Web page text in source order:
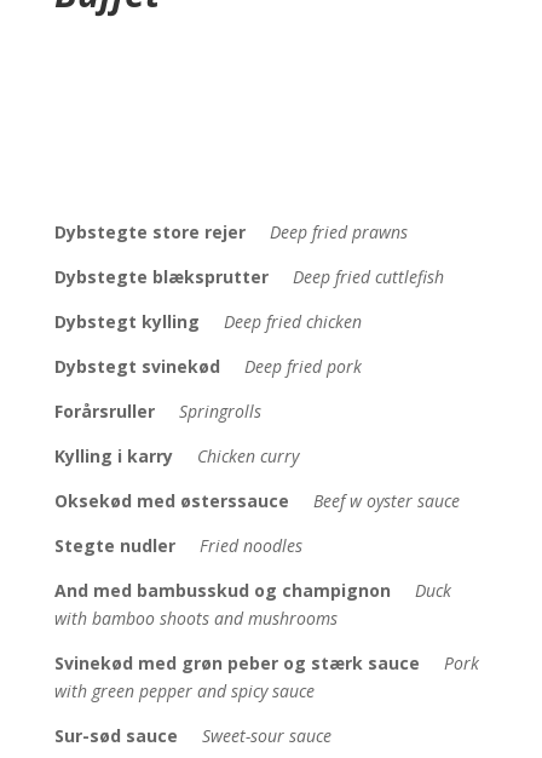
Dybstegte store rejer Deep fried prawns
Dybstegte blæksprutter Deep fried cuttlefish
Dybstegt kylling Deep fried chicken
Dybstegt svinekød Deep fried pork
Forårsruller Springrolls
Kylling i karry Chicken curry
Oksekød med østerssauce Beef w oyster sauce
Stegte nudler Fried noodles
And med bambusskud og champignon Duck
with bamboo shoots and mushrooms
Svinekød med grøn peber og stærk sauce Pork
with green pepper and spicy sauce
Sur-sød sauce Sweet-sour sauce